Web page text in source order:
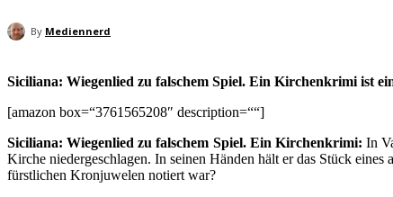
By Mediennerd
Siciliana: Wiegenlied zu falschem Spiel. Ein Kirchenkrimi ist
[amazon box=“3761565208″ description=““]
Siciliana: Wiegenlied zu falschem Spiel. Ein Kirchenkrimi: In
Kirche niedergeschlagen. In seinen Händen hält er das Stück
fürstlichen Kronjuwelen notiert war?